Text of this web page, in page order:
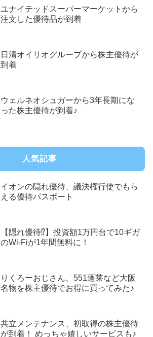
ユナイテッドスーパーマーケットから
注文した優待品が到着
日清オイリオグループから株主優待が
到着
ウェルネオシュガーから3年長期にな
った株主優待が到着♪
人気記事
イオンの隠れ優待、議決権行使でもら
える優待パスポート
【隠れ優待⁉︎】投資額1万円台で10ギガ
のWi-Fiが1年間無料に！
りくろーおじさん、551蓬莱など大阪
名物を株主優待でお得に買ってみた♪
共立メンテナンス、初取得の株主優待
が到着！ めっちゃ嬉しいサービスも♪